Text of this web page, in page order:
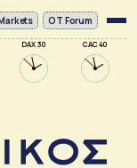
DAX 30 CAC 40
OT Forum